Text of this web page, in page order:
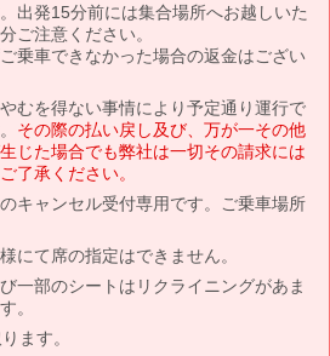
出発15分前には集合場所へお越しいた
ご注意ください。
乗車できなかった場合の返金はござい
むを得ない事情により予定通り運行で
その際の払い戻し及び、万が一その他
じた場合でも弊社は一切その請求には
了承ください。
キャンセル受付専用です。ご乗車場所
にて席の指定はできません。
一部のシートはリクライニングがあま
。
ます。